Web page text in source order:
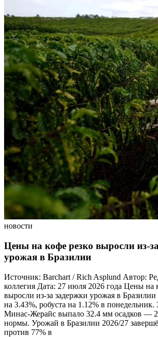
новости
Цены на кофе резко выросли из-
урожая в Бразилии
Источник: Barchart / Rich Asplund Автор:
коллегия Дата: 27 июля 2026 года Цены на
выросли из-за задержки урожая в
на 3.43%, робуста на 1.12% в понедельник.
Минас-Жерайс выпало 32.4 мм осадков —
нормы. Урожай в Бразилии 2026/27
против 77% в